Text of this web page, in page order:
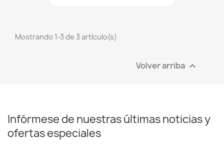
Mostrando 1-3 de 3 artículo(s)
Volver arriba 
Infórmese de nuestras últimas noticias y
ofertas especiales